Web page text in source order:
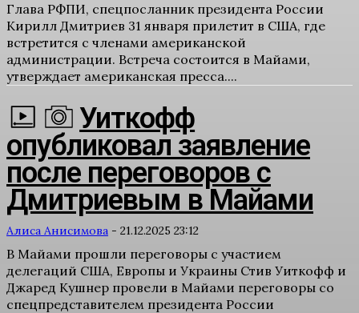
Глава РФПИ, спецпосланник президента России
Кирилл Дмитриев 31 января прилетит в США, где
встретится с членами американской
администрации. Встреча состоится в Майами,
утверждает американская пресса....
Уиткофф
опубликовал заявление
после переговоров с
Дмитриевым в Майами
Алиса Анисимова - 21.12.2025 23:12
В Майами прошли переговоры с участием
делегаций США, Европы и Украины Стив Уиткофф и
Джаред Кушнер провели в Майами переговоры со
спецпредставителем президента России